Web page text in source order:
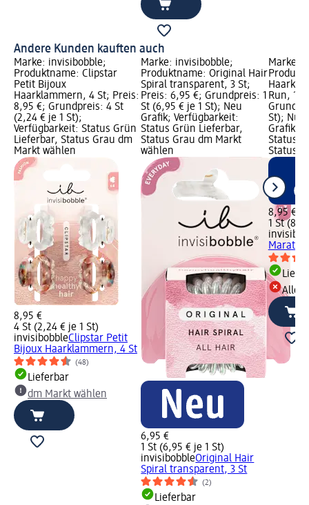
Andere Kunden kauften auch
Marke: invisibobble;
Produktname: Clipstar
Petit Bijoux
Haarklammern, 4 St; Preis:
8,95 €; Grundpreis: 4 St
(2,24 € je 1 St);
Verfügbarkeit: Status Grün
Lieferbar, Status Grau dm
Markt wählen
8,95 €
4 St (2,24 € je 1 St)
invisibobbleClipstar Petit
Bijoux Haarklammern, 4 St
(48)
Lieferbar
dm Markt wählen
Marke: invisibobble;
Produktname: Original Hair
Spiral transparent, 3 St;
Preis: 6,95 €; Grundpreis: 1
St (6,95 € je 1 St); Neu
Grafik; Verfügbarkeit:
Status Grün Lieferbar,
Status Grau dm Markt
wählen
6,95 €
1 St (6,95 € je 1 St)
invisibobbleOriginal Hair
Spiral transparent, 3 St
(2)
Lieferbar
Marke:
Run, 1
St); Nur
Grafik;
Status
Status
8,95 €
1 St
Alle